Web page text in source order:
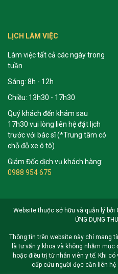
LỊCH LÀM VIỆC
Làm việc tất cả các ngày trong
tuần
Sáng: 8h - 12h
Chiều: 13h30 - 17h30
Quý khách đến khám sau
17h30 vui lòng liên hệ đặt lịch
trước với bác sĩ (*Trung tâm có
chỗ đỗ xe ô tô)
Giám Đốc dịch vụ khách hàng:
0988 954 675
Website thuộc sở hữu và quản lý bởi
ỨNG DỤNG
Thông tin trên website này chỉ mang
là tư vấn y khoa và không nhằm
hoặc điều trị từ nhân viên y tế. Khi
cấp cứu người đọc cần liên